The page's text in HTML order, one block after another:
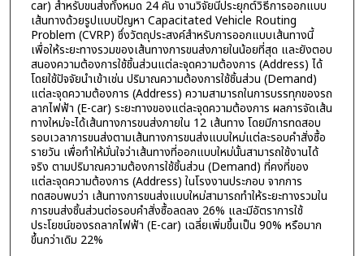
car) สำหรับขนส่งทั้งหมด 24 คัน งานวิจัยนี้ประยุกต์วิธีการออกแบบ
เส้นทางด้วยรูปแบบปัญหา Capacitated Vehicle Routing
Problem (CVRP) ซึ่งวัตถุประสงค์สำหรับการออกแบบเส้นทางนี้
เพื่อให้ระยะทางรวมของเส้นทางการขนส่งภายในน้อยที่สุด และยังตอบ
สนองความต้องการใช้ชิ้นส่วนแต่ละจุดความต้องการ (Address) ได้
โดยใช้ปัจจัยนำเข้าเช่น ปริมาณความต้องการใช้ชิ้นส่วน (Demand)
แต่ละจุดความต้องการ (Address) ความสามารถในการบรรทุกของรถ
ลากไฟฟ้า (E-car) ระยะทางของแต่ละจุดความต้องการ ผลการจัดเส้น
ทางใหม่จะได้เส้นทางการขนส่งภายใน 12 เส้นทาง โดยมีการทดสอบ
รอบเวลาการขนส่งตามเส้นทางการขนส่งแบบใหม่แต่ละรอบคำสั่งซื้อ
รายวัน เพื่อทำให้มั่นใจว่าเส้นทางที่ออกแบบใหม่นั้นสามารถใช้งานได้
จริง ตามปริมาณความต้องการใช้ชิ้นส่วน (Demand) ที่คงที่ของ
แต่ละจุดความต้องการ (Address) ในโรงงานประกอบ จากการ
ทดสอบพบว่า เส้นทางการขนส่งแบบใหม่สามารถทำให้ระยะทางรวมใน
การขนส่งชิ้นส่วนต่อรอบคำสั่งซื้อลดลง 26% และมีอัตราการใช้
ประโยชน์ของรถลากไฟฟ้า (E-car) เฉลี่ยเพิ่มขึ้นเป็น 90% หรือมาก
ขึ้นกว่าเดิม 22%